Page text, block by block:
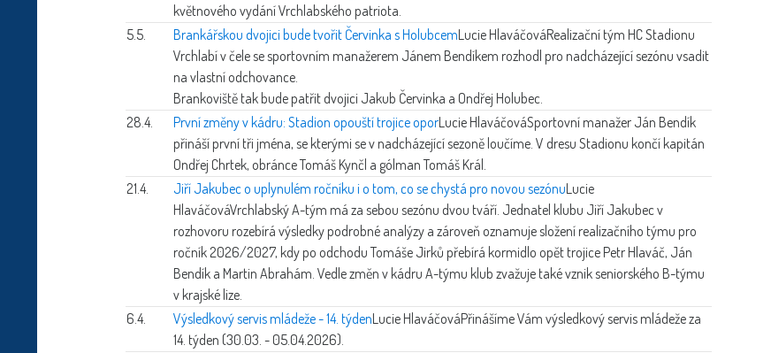
květnového vydání Vrchlabského patriota.
5.5.
Brankářskou dvojici bude tvořit Červinka s HolubcemLucie HlaváčováRealizační tým HC Stadionu
Vrchlabí v čele se sportovním manažerem Jánem Bendíkem rozhodl pro nadcházející sezónu vsadit
na vlastní odchovance.
Brankoviště tak bude patřit dvojici Jakub Červinka a Ondřej Holubec.
28.4.
První změny v kádru: Stadion opouští trojice oporLucie HlaváčováSportovní manažer Ján Bendík
přináší první tři jména, se kterými se v nadcházející sezoně loučíme. V dresu Stadionu končí kapitán
Ondřej Chrtek, obránce Tomáš Kynčl a gólman Tomáš Král.
21.4.
Jiří Jakubec o uplynulém ročníku i o tom, co se chystá pro novou sezónuLucie
HlaváčováVrchlabský A-tým má za sebou sezónu dvou tváří. Jednatel klubu Jiří Jakubec v
rozhovoru rozebírá výsledky podrobné analýzy a zároveň oznamuje složení realizačního týmu pro
ročník 2026/2027, kdy po odchodu Tomáše Jirků přebírá kormidlo opět trojice Petr Hlaváč, Ján
Bendík a Martin Abrahám. Vedle změn v kádru A-týmu klub zvažuje také vznik seniorského B-týmu
v krajské lize.
6.4.
Výsledkový servis mládeže - 14. týdenLucie HlaváčováPřinášíme Vám výsledkový servis mládeže za
14. týden (30.03. - 05.04.2026).